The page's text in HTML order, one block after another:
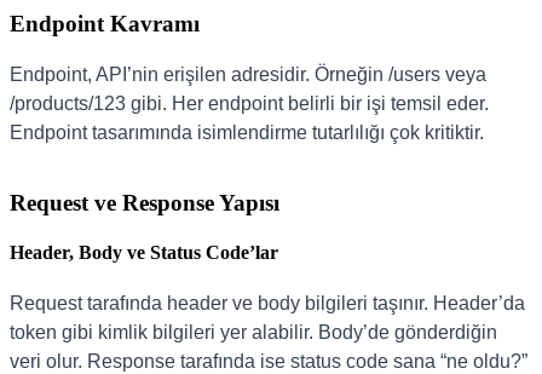
Endpoint Kavramı
Endpoint, API’nin erişilen adresidir. Örneğin /users veya
/products/123 gibi. Her endpoint belirli bir işi temsil eder.
Endpoint tasarımında isimlendirme tutarlılığı çok kritiktir.
Request ve Response Yapısı
Header, Body ve Status Code’lar
Request tarafında header ve body bilgileri taşınır. Header’da
token gibi kimlik bilgileri yer alabilir. Body’de gönderdiğin
veri olur. Response tarafında ise status code sana “ne oldu?”